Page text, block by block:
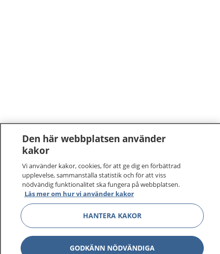
Den här webbplatsen använder
kakor
Vi använder kakor, cookies, för att ge dig en förbättrad
upplevelse, sammanställa statistik och för att viss
nödvändig funktionalitet ska fungera på webbplatsen.
Läs mer om hur vi använder kakor
HANTERA KAKOR
GODKÄNN NÖDVÄNDIGA